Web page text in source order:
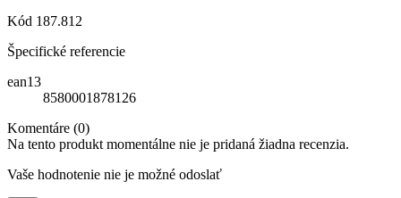
Kód 187.812
Špecifické referencie
ean13
8580001878126
Komentáre (0)
Na tento produkt momentálne nie je pridaná žiadna recenzia.
Vaše hodnotenie nie je možné odoslať